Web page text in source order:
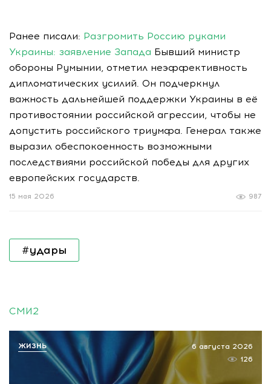
Ранее писали: Разгромить Россию руками
Украины: заявление Запада Бывший министр
обороны Румынии, отметил неэффективность
дипломатических усилий. Он подчеркнул
важность дальнейшей поддержки Украины в её
противостоянии российской агрессии, чтобы не
допустить российского триумфа. Генерал также
выразил обеспокоенность возможными
последствиями российской победы для других
европейских государств.
987
15 мая 2026
#удары
СМИ2
6 августа 2026
126
ЖИЗНЬ